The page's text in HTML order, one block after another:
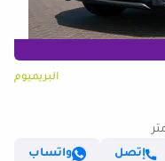
البريميوم
إتصل
واتساب